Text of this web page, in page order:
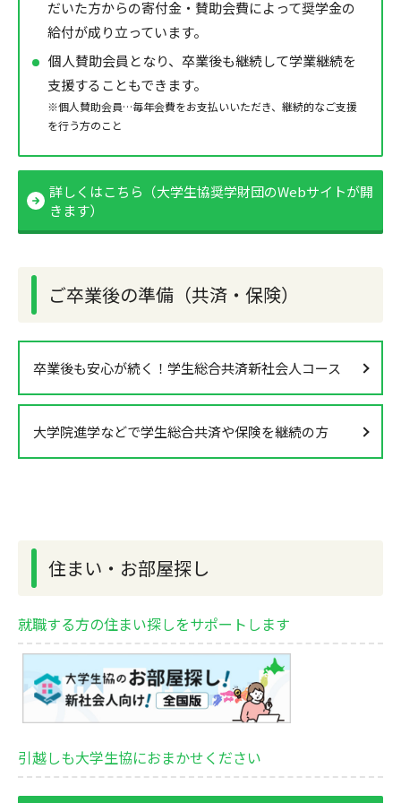
だいた方からの寄付金・賛助会費によって奨学金の
給付が成り立っています。
個人賛助会員となり、卒業後も継続して学業継続を
支援することもできます。
※個人賛助会員…毎年会費をお支払いいただき、継続的なご支援
を行う方のこと
詳しくはこちら（大学生協奨学財団のWebサイトが開
きます）
ご卒業後の準備（共済・保険）
卒業後も安心が続く！学生総合共済新社会人コース
大学院進学などで学生総合共済や保険を継続の方
住まい・お部屋探し
就職する方の住まい探しをサポートします
引越しも大学生協におまかせください